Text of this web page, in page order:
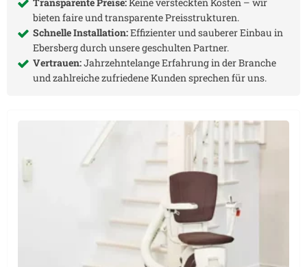
bieten faire und transparente Preisstrukturen.
Schnelle Installation:Effizienter und sauberer Einbau in
Ebersbergdurch unsere geschulten Partner.
Vertrauen:Jahrzehntelange Erfahrung in der Branche
und zahlreiche zufriedene Kunden sprechen für uns.